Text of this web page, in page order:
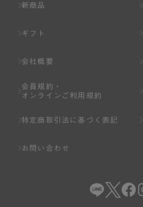
新商品
ギフト
会社概要
会員規約・
オンラインご利用規約
特定商取引法に基づく表記
お問い合わせ